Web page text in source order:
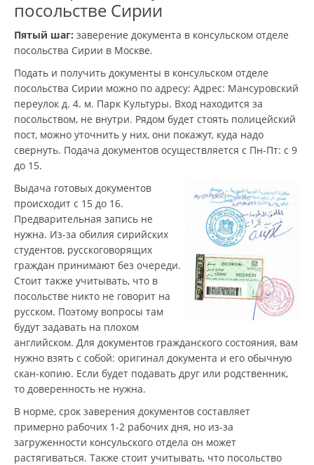
посольстве Сирии
Пятый шаг: заверение документа в консульском отделе
посольства Сирии в Москве.
Подать и получить документы в консульском отделе
посольства Сирии можно по адресу: Адрес: Мансуровский
переулок д. 4. м. Парк Культуры. Вход находится за
посольством, не внутри. Рядом будет стоять полицейский
пост, можно уточнить у них, они покажут, куда надо
свернуть. Подача документов осуществляется с Пн-Пт: с 9
до 15.
Выдача готовых документов
происходит с 15 до 16.
Предварительная запись не
нужна. Из-за обилия сирийских
студентов, русскоговорящих
граждан принимают без очереди.
Стоит также учитывать, что в
посольстве никто не говорит на
русском. Поэтому вопросы там
будут задавать на плохом
английском. Для документов гражданского состояния, вам
нужно взять с собой: оригинал документа и его обычную
скан-копию. Если будет подавать друг или родственник,
то доверенность не нужна.
В норме, срок заверения документов составляет
примерно рабочих 1-2 рабочих дня, но из-за
загруженности консульского отдела он может
растягиваться. Также стоит учитывать, что посольство